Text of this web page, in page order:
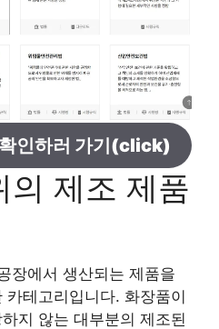
인하러 가기(click)
의 제조 제품
장에서 생산되는 제품을
테고리입니다. 화장품이
지 않는 대부분의 제조된